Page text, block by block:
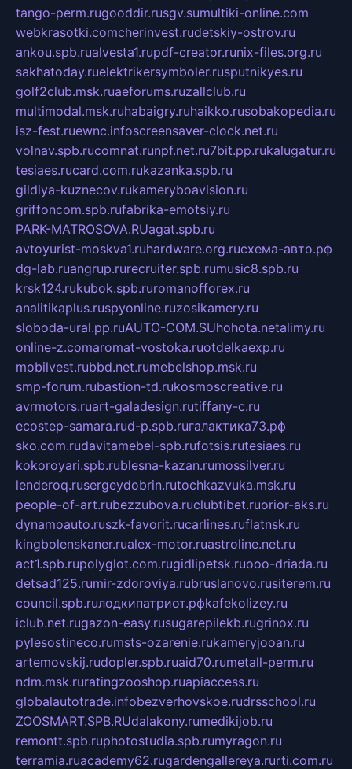
tango-perm.rugooddir.rusgv.sumultiki-online.com
webkrasotki.comcherinvest.rudetskiy-ostrov.ru
ankou.spb.rualvesta1.rupdf-creator.runix-files.org.ru
sakhatoday.ruelektrikersymboler.rusputnikyes.ru
golf2club.msk.ruaeforums.ruzallclub.ru
multimodal.msk.ruhabaigry.ruhaikko.rusobakopedia.ru
isz-fest.ruewnc.infoscreensaver-clock.net.ru
volnav.spb.rucomnat.runpf.net.ru7bit.pp.rukalugatur.ru
tesiaes.rucard.com.rukazanka.spb.ru
gildiya-kuznecov.rukameryboavision.ru
griffoncom.spb.rufabrika-emotsiy.ru
PARK-MATROSOVA.RUagat.spb.ru
avtoyurist-moskva1.ruhardware.org.ruсхема-авто.рф
dg-lab.ruangrup.rurecruiter.spb.rumusic8.spb.ru
krsk124.rukubok.spb.ruromanofforex.ru
analitikaplus.ruspyonline.ruzosikamery.ru
sloboda-ural.pp.ruAUTO-COM.SUhohota.netalimy.ru
online-z.comaromat-vostoka.ruotdelkaexp.ru
mobilvest.rubbd.net.rumebelshop.msk.ru
smp-forum.rubastion-td.rukosmoscreative.ru
avrmotors.ruart-galadesign.rutiffany-c.ru
ecostep-samara.rud-p.spb.ruгалактика73.рф
sko.com.rudavitamebel-spb.rufotsis.rutesiaes.ru
kokoroyari.spb.rublesna-kazan.rumossilver.ru
lenderoq.rusergeydobrin.rutochkazvuka.msk.ru
people-of-art.rubezzubova.ruclubtibet.ruorior-aks.ru
dynamoauto.ruszk-favorit.rucarlines.ruflatnsk.ru
kingbolenskaner.rualex-motor.ruastroline.net.ru
act1.spb.rupolyglot.com.rugidlipetsk.ruooo-driada.ru
detsad125.rumir-zdoroviya.rubruslanovo.rusiterem.ru
council.spb.ruлодкипатриот.рфkafekolizey.ru
iclub.net.rugazon-easy.rusugarepilekb.rugrinox.ru
pylesostineco.rumsts-ozarenie.rukameryjooan.ru
artemovskij.rudopler.spb.ruaid70.rumetall-perm.ru
ndm.msk.ruratingzooshop.ruapiaccess.ru
globalautotrade.infobezverhovskoe.rudrsschool.ru
ZOOSMART.SPB.RUdalakony.rumedikijob.ru
remontt.spb.ruphotostudia.spb.rumyragon.ru
terramia.ruacademy62.rugardengallereya.rurti.com.ru